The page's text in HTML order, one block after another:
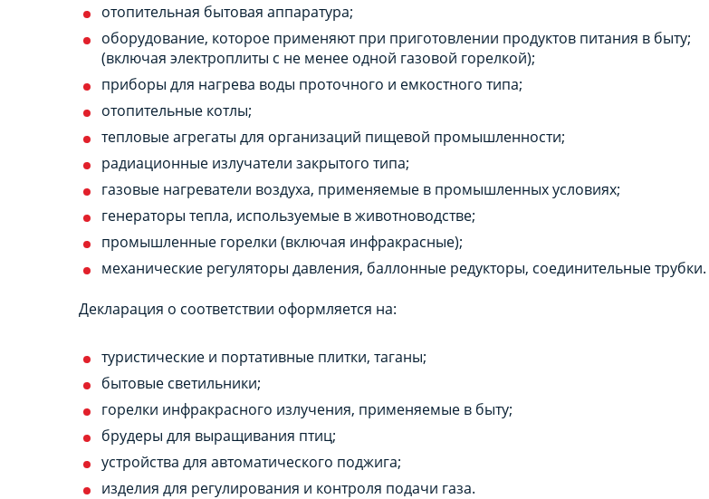
отопительная бытовая аппаратура;
оборудование, которое применяют при приготовлении продуктов питания в быту;
(включая электроплиты с не менее одной газовой горелкой);
приборы для нагрева воды проточного и емкостного типа;
отопительные котлы;
тепловые агрегаты для организаций пищевой промышленности;
радиационные излучатели закрытого типа;
газовые нагреватели воздуха, применяемые в промышленных условиях;
генераторы тепла, используемые в животноводстве;
промышленные горелки (включая инфракрасные);
механические регуляторы давления, баллонные редукторы, соединительные трубки.
Декларация о соответствии оформляется на:
туристические и портативные плитки, таганы;
бытовые светильники;
горелки инфракрасного излучения, применяемые в быту;
брудеры для выращивания птиц;
устройства для автоматического поджига;
изделия для регулирования и контроля подачи газа.